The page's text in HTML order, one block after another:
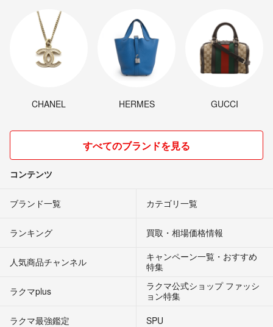
CHANEL HERMES GUCCI
すべてのブランドを見る
コンテンツ
ブランド一覧 カテゴリ一覧
ランキング 買取・相場価格情報
人気商品チャンネル
キャンペーン一覧・おすすめ
特集
ラクマplus
ラクマ公式ショップ ファッシ
ョン特集
ラクマ最強鑑定
SPU